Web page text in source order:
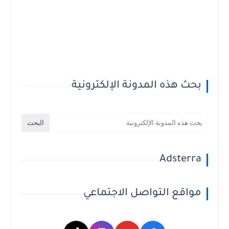
بحث هذه المدونة الإلكترونية
Adsterra
مواقع التواصل الاجتماعي